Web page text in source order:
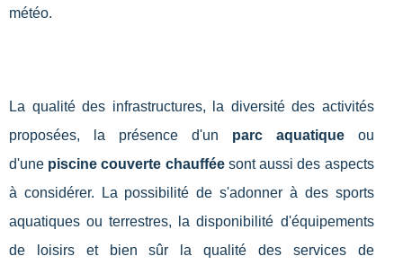
météo.
La qualité des infrastructures, la diversité des activités
proposées, la présence d'un parc aquatiqueou
d'une piscine couverte chaufféesont aussi des aspects
à considérer. La possibilité de s'adonner à des sports
aquatiques ou terrestres, la disponibilité d'équipements
de loisirs et bien sûr la qualité des services de